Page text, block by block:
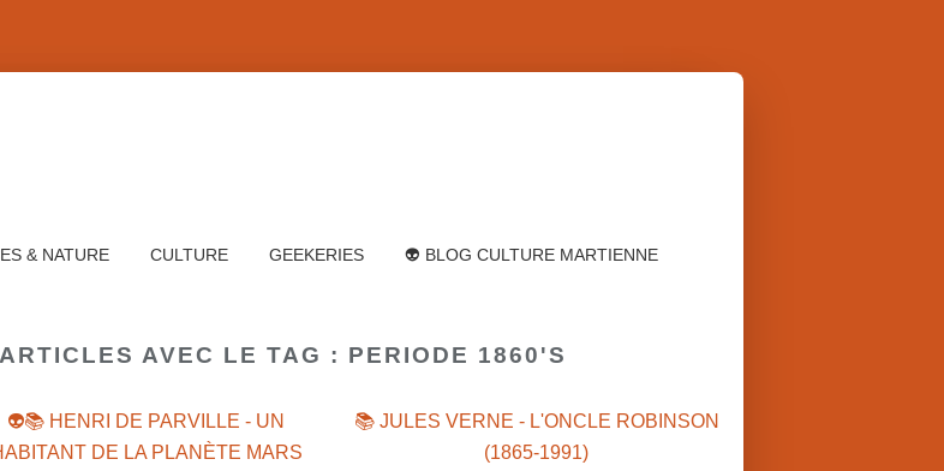
& NATURE CULTURE GEEKERIES 👽 BLOG CULTURE MARTIENNE
AVEC LE TAG : PERIODE 1860'S
👽📚 HENRI DE PARVILLE - UN
DE LA PLANÈTE MARS
📚 JULES VERNE - L'ONCLE ROBINSON
(1865-1991)